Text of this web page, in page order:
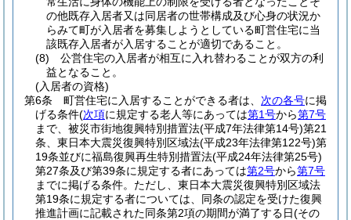
の他既存入居者又は同居者の世帯構成及び心身の状況か
らみて町が入居者を募集しようとしている町営住宅に当
該既存入居者が入居することが適切であること。
(8)
公営住宅の入居者が相互に入れ替わることが双方の利
益となること。
(入居者の資格)
第6条
町営住宅に入居することができる者は、 次の各号に掲
げる条件(次項に規定する老人等にあっては第1号から第7号
まで、被災市街地復興特別措置法(平成7年法律第14号)第21
条、東日本大震災復興特別区域法(平成23年法律第122号)第
19条並びに福島復興再生特別措置法(平成24年法律第25号)
第27条及び第39条に規定する者にあっては第2号から第7号
までに掲げる条件。ただし、東日本大震災復興特別区域法
第19条に規定する者については、同条の認定を受けた復興
推進計画に記載された同条第2項の期間が満了する日(その